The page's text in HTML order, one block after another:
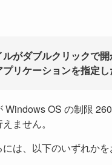
がダブルクリックで開
リケーションを指定し
Windows OS の制限
ません。
は、以下のいずれかを